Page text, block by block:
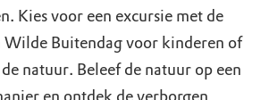
Kies voor een excursie met de
Wilde Buitendag voor kinderen of
natuur. Beleef de natuur op een